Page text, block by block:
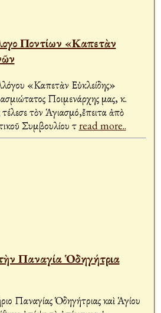
Ποντίων «Καπετὰν
«Καπετὰν Εὐκλείδης»
Ποιμενάρχης μας, κ.
τὸν Ἁγιασμό,ἔπειτα ἀπὸ
Συμβουλίου τread more..
Παναγία Ὁδηγήτρια
Παναγίας Ὁδηγήτριας καὶ Ἁγίου